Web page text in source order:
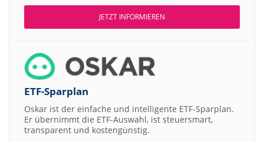
JETZT INFORMIEREN
ETF-Sparplan
Oskar ist der einfache und intelligente ETF-Sparplan.
Er übernimmt die ETF-Auswahl, ist steuersmart,
transparent und kostengünstig.